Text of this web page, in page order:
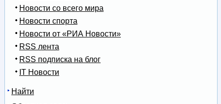
Новости со всего мира
Новости спорта
Новости от «РИА Новости»
RSS лента
RSS подписка на блог
IT Новости
Найти